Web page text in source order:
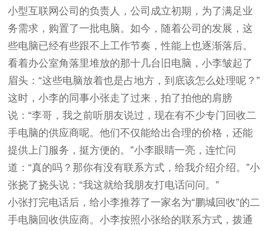
小型互联网公司的负责人，公司成立初期，为了满足业
务需求，购置了一批电脑。如今，随着公司的发展，这
些电脑已经有些跟不上工作节奏，性能上也逐渐落后。
看着办公室角落里堆放的那十几台旧电脑，小李皱起了
眉头：“这些电脑放着也是占地方，到底该怎么处理呢？”
这时，小李的同事小张走了过来，拍了拍他的肩膀
说：“李哥，我之前听朋友说过，现在有不少专门回收二
手电脑的供应商呢。他们不仅能给出合理的价格，还能
提供上门服务，挺方便的。”小李眼睛一亮，连忙问
道：“真的吗？那你有没有联系方式，给我介绍介绍。”小
张挠了挠头说：“我这就给我朋友打电话问问。”
小张打完电话后，给小李推荐了一家名为“鹏城回收”的二
手电脑回收供应商。小李按照小张给的联系方式，拨通